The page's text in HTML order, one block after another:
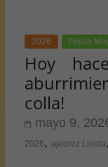
2026 Fiesta
Hoy
colla!
mayo 9,
2026, ajedrez Lleida,